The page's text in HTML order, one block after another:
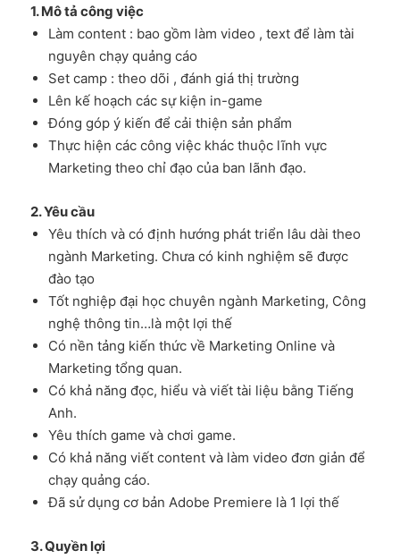
1. Mô tả công việc
Làm content : bao gồm làm video , text để làm tài
nguyên chạy quảng cáo
Set camp : theo dõi , đánh giá thị trường
Lên kế hoạch các sự kiện in-game
Đóng góp ý kiến để cải thiện sản phẩm
Thực hiện các công việc khác thuộc lĩnh vực
Marketing theo chỉ đạo của ban lãnh đạo.
2. Yêu cầu
Yêu thích và có định hướng phát triển lâu dài theo
ngành Marketing. Chưa có kinh nghiệm sẽ được
đào tạo
Tốt nghiệp đại học chuyên ngành Marketing, Công
nghệ thông tin…là một lợi thế
Có nền tảng kiến thức về Marketing Online và
Marketing tổng quan.
Có khả năng đọc, hiểu và viết tài liệu bằng Tiếng
Anh.
Yêu thích game và chơi game.
Có khả năng viết content và làm video đơn giản để
chạy quảng cáo.
Đã sử dụng cơ bản Adobe Premiere là 1 lợi thế
3. Quyền lợi